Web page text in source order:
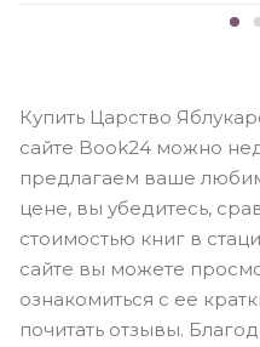
Купить Царство
сайте Book24 можно
предлагаем ваше
цене, вы убедитесь,
стоимостью книг в
сайте вы можете
ознакомиться с ее
почитать отзывы.